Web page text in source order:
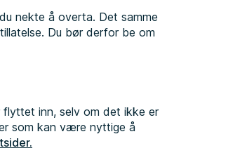
nekte å overta. Det samme
Du bør derfor be om
inn, selv om det ikke er
som kan være nyttige å